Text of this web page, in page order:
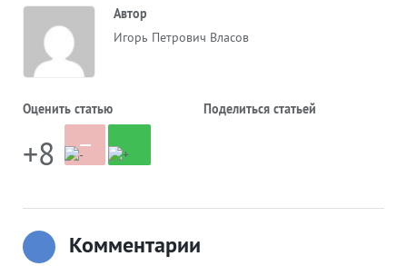
Автор
Игорь Петрович Власов
Оценить статью
+8
Поделиться статьей
Комментарии